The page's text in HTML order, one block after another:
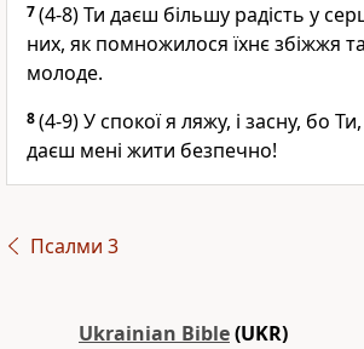
7(4-8) Ти даєш більшу радість у
них, як помножилося їхнє збіжжя
молоде.
8(4-9) У спокої я ляжу, і засну, бо
даєш мені жити безпечно!
Псалми 3
Ukrainian Bible(UKR)